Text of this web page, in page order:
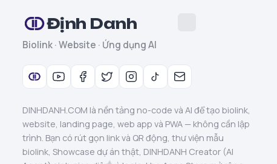
Định Danh
Biolink · Website · Ứng dụng AI
DINHDANH.COM là nền tảng no-code và AI để tạo biolink,
website, landing page, web app và PWA — không cần lập
trình. Bạn có rút gọn link và QR động, thư viện mẫu
biolink, Showcase dự án thật, DINHDANH Creator (AI